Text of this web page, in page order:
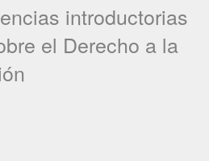
introductorias
el Derecho a la